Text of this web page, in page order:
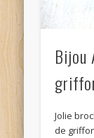
Bijou
Jolie
de